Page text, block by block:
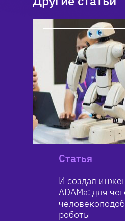
Статья
И создал
ADAMa: для
роботы